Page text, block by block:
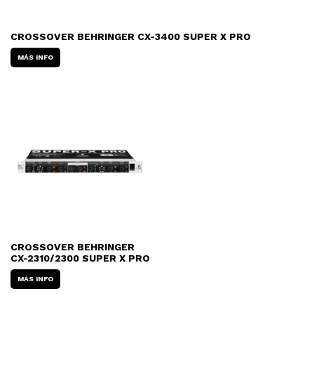
CROSSOVER BEHRINGER CX-3400 SUPER X PRO
MÁS INFO
CROSSOVER BEHRINGER
CX-2310/2300 SUPER X PRO
MÁS INFO